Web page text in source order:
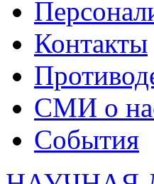
Контакты
СМИ о
События